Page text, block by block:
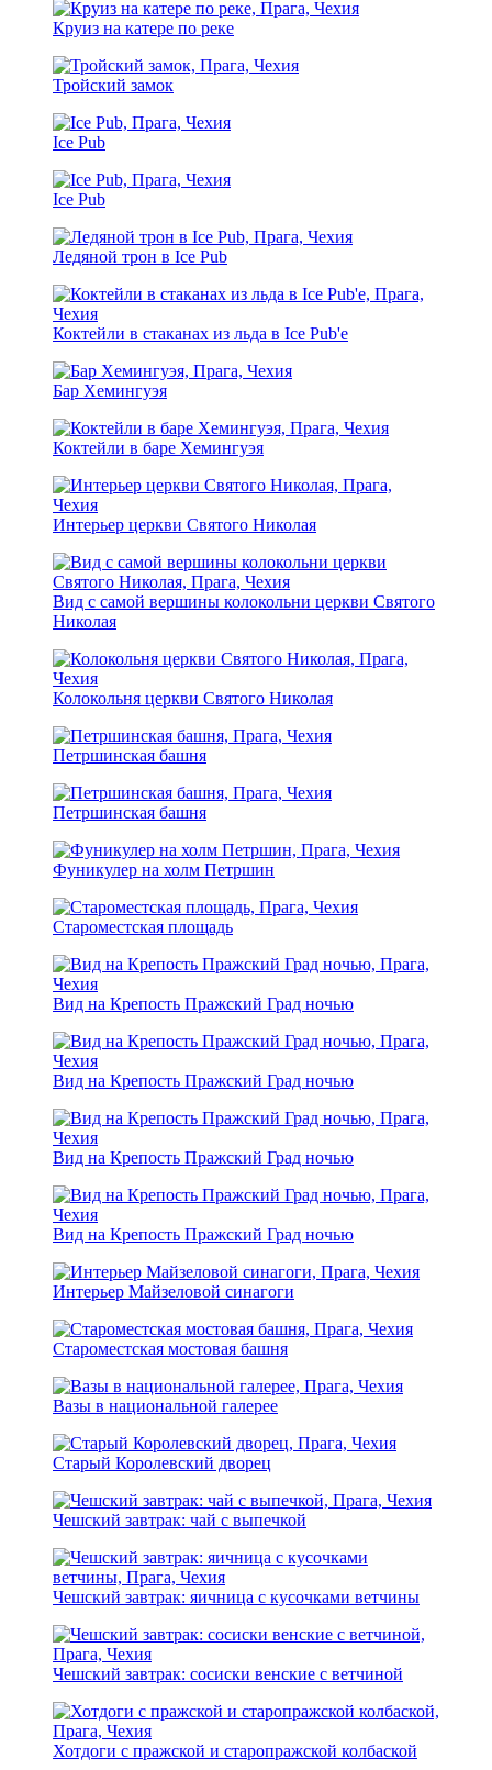
Круиз на катере по реке
Тройский замок
Ice Pub
Ice Pub
Ледяной трон в Ice Pub
Коктейли в стаканах из льда в Ice Pub'е
Бар Хемингуэя
Коктейли в баре Хемингуэя
Интерьер церкви Святого Николая
Вид с самой вершины колокольни церкви Святого
Николая
Колокольня церкви Святого Николая
Петршинская башня
Петршинская башня
Фуникулер на холм Петршин
Староместская площадь
Вид на Крепость Пражский Град ночью
Вид на Крепость Пражский Град ночью
Вид на Крепость Пражский Град ночью
Вид на Крепость Пражский Град ночью
Интерьер Майзеловой синагоги
Староместская мостовая башня
Вазы в национальной галерее
Старый Королевский дворец
Чешский завтрак: чай с выпечкой
Чешский завтрак: яичница с кусочками ветчины
Чешский завтрак: сосиски венские с ветчиной
Хотдоги с пражской и старопражской колбаской